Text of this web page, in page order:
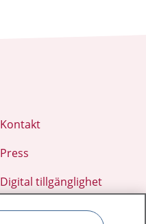
Kontakt
Press
Digital tillgänglighet